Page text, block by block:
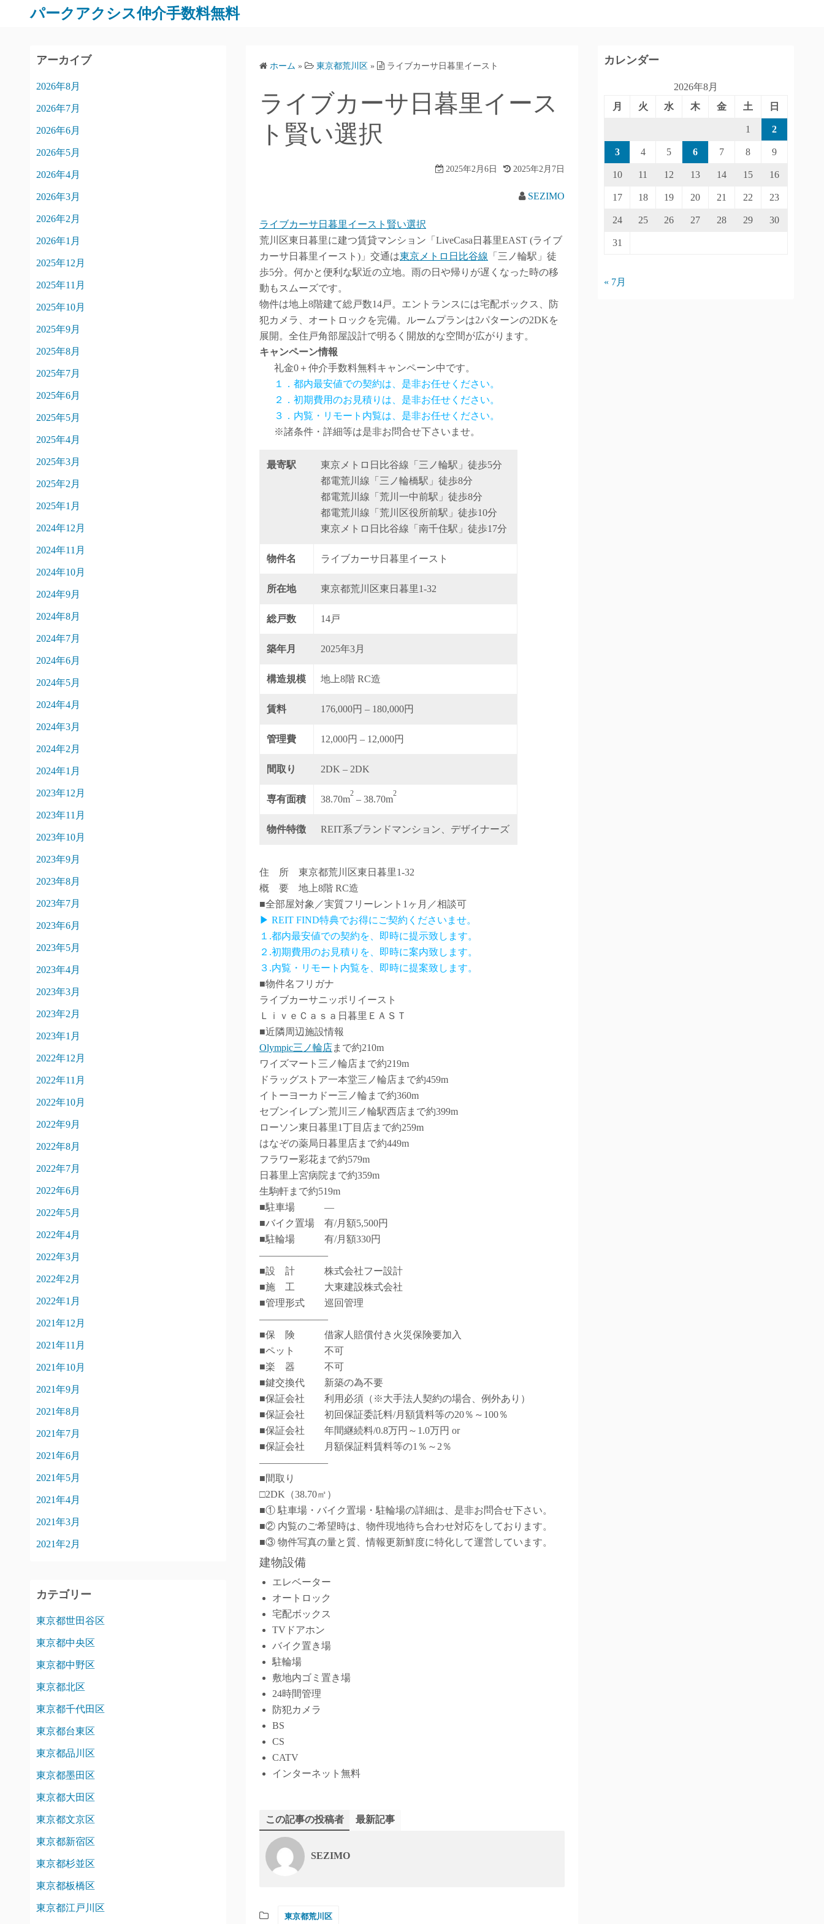
パークアクシス仲介手数料無料
ホーム » 東京都荒川区 » ライブカーサ日暮里イースト
ライブカーサ日暮里イース
ト賢い選択
2025年2月6日 2025年2月7日
SEZIMO
ライブカーサ日暮里イースト賢い選択
荒川区東日暮里に建つ賃貸マンション「LiveCasa日暮里EAST (ライブ
カーサ日暮里イースト)」交通は東京メトロ日比谷線 「三ノ輪駅」徒
歩5分。何かと便利な駅近の立地。雨の日や帰りが遅くなった時の移
動もスムーズです。
物件は地上8階建て総戸数14戸。エントランスには宅配ボックス、防
犯カメラ、オートロックを完備。ルームプランは2パターンの2DKを
展開。全住戸角部屋設計で明るく開放的な空間が広がります。
キャンペーン情報
礼金0 ＋仲介手数料無料キャンペーン中です。
１．都内最安値での契約は、是非お任せください。
２．初期費用のお見積りは、是非お任せください。
３．内覧・リモート内覧は、是非お任せください。
※諸条件・詳細等は是非お問合せ下さいませ。
最寄駅
東京メトロ日比谷線「三ノ輪駅」徒歩5分
都電荒川線「三ノ輪橋駅」徒歩8分
都電荒川線「荒川一中前駅」徒歩8分
都電荒川線「荒川区役所前駅」徒歩10分
東京メトロ日比谷線「南千住駅」徒歩17分
物件名 ライブカーサ日暮里イースト
所在地 東京都荒川区東日暮里1-32
総戸数 14戸
築年月 2025年3月
構造規模 地上8階 RC造
賃料 176,000円 – 180,000円
管理費 12,000円 – 12,000円
間取り 2DK – 2DK
専有面積 38.70m
2
– 38.70m
2
物件特徴 REIT系ブランドマンション、デザイナーズ
住 所 東京都荒川区東日暮里1-32
概 要 地上8階 RC造
■全部屋対象／実質フリーレント1ヶ月／相談可
▶ REIT FIND特典でお得にご契約くださいませ。
１.都内最安値での契約を、即時に提示致します。
２.初期費用のお見積りを、即時に案内致します。
３.内覧・リモート内覧を、即時に提案致します。
■物件名フリガナ
ライブカーサニッポリイースト
ＬｉｖｅＣａｓａ日暮里ＥＡＳＴ
■近隣周辺施設情報
Olympic三ノ輪店まで約210m
ワイズマート三ノ輪店まで約219m
ドラッグストア一本堂三ノ輪店まで約459m
イトーヨーカドー三ノ輪まで約360m
セブンイレブン荒川三ノ輪駅西店まで約399m
ローソン東日暮里1丁目店まで約259m
はなぞの薬局日暮里店まで約449m
フラワー彩花まで約579m
日暮里上宮病院まで約359m
生駒軒まで約519m
■駐車場 ―
■バイク置場 有/月額5,500円
■駐輪場 有/月額330円
―――――――
■設 計 株式会社フー設計
■施 工 大東建設株式会社
■管理形式 巡回管理
―――――――
■保 険 借家人賠償付き火災保険要加入
■ペット 不可
■楽 器 不可
■鍵交換代 新築の為不要
■保証会社 利用必須（※大手法人契約の場合、例外あり）
■保証会社 初回保証委託料/月額賃料等の20％～100％
■保証会社 年間継続料/0.8万円～1.0万円 or
■保証会社 月額保証料賃料等の1％～2％
―――――――
■間取り
□2DK（38.70㎡）
■① 駐車場・バイク置場・駐輪場の詳細は、是非お問合せ下さい。
■② 内覧のご希望時は、物件現地待ち合わせ対応をしております。
■③ 物件写真の量と質、情報更新鮮度に特化して運営しています。
建物設備
エレベーター
オートロック
宅配ボックス
TVドアホン
バイク置き場
駐輪場
敷地内ゴミ置き場
24時間管理
防犯カメラ
BS
CS
CATV
インターネット無料
この記事の投稿者 最新記事
SEZIMO
東京都荒川区
アーカイブ
2026年8月
2026年7月
2026年6月
2026年5月
2026年4月
2026年3月
2026年2月
2026年1月
2025年12月
2025年11月
2025年10月
2025年9月
2025年8月
2025年7月
2025年6月
2025年5月
2025年4月
2025年3月
2025年2月
2025年1月
2024年12月
2024年11月
2024年10月
2024年9月
2024年8月
2024年7月
2024年6月
2024年5月
2024年4月
2024年3月
2024年2月
2024年1月
2023年12月
2023年11月
2023年10月
2023年9月
2023年8月
2023年7月
2023年6月
2023年5月
2023年4月
2023年3月
2023年2月
2023年1月
2022年12月
2022年11月
2022年10月
2022年9月
2022年8月
2022年7月
2022年6月
2022年5月
2022年4月
2022年3月
2022年2月
2022年1月
2021年12月
2021年11月
2021年10月
2021年9月
2021年8月
2021年7月
2021年6月
2021年5月
2021年4月
2021年3月
2021年2月
カテゴリー
東京都世田谷区
東京都中央区
東京都中野区
東京都北区
東京都千代田区
東京都台東区
東京都品川区
東京都墨田区
東京都大田区
東京都文京区
東京都新宿区
東京都杉並区
東京都板橋区
東京都江戸川区
カレンダー
2026年8月
月
火 水 木 金 土 日
1 2
3 4 5 6 7 8 9
10 11 12 13 14 15 16
17 18 19 20 21 22 23
24 25 26 27 28 29 30
31
« 7月